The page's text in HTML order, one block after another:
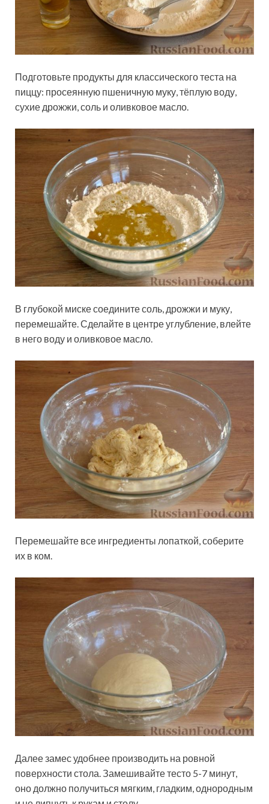
Подготовьте продукты для классического теста на
пиццу: просеянную пшеничную муку, тёплую воду,
сухие дрожжи, соль и оливковое масло.
В глубокой миске соедините соль, дрожжи и муку,
перемешайте. Сделайте в центре углубление, влейте
в него воду и оливковое масло.
Перемешайте все ингредиенты лопаткой, соберите
их в ком.
Далее замес удобнее производить на ровной
поверхности стола. Замешивайте тесто 5-7 минут,
оно должно получиться мягким, гладким, однородным